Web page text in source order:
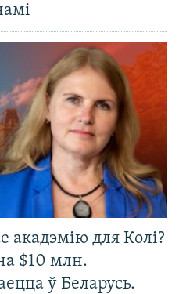
акадэмію для Колі?
$10 млн.
ў Беларусь.